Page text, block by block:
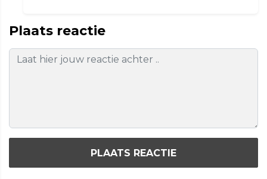
Plaats reactie
PLAATS REACTIE